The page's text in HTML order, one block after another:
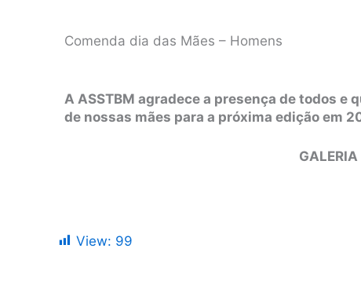
Comenda dia das Mães – Homens
A ASSTBM agradece a presença de todos e
de nossas mães para a próxima edição em
GALERIA
View: 99